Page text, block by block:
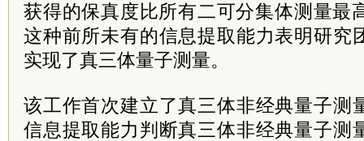
获得的保真度比所有二可分集体测量最
这种前所未有的信息提取能力表明研究
实现了真三体量子测量。
该工作首次建立了真三体非经典量子测
信息提取能力判断真三体非经典量子测